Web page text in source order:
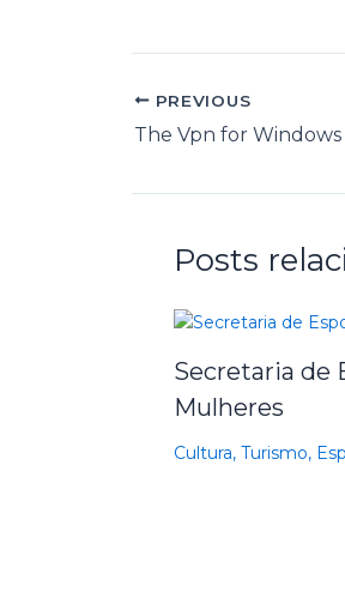
PREVIOUS
The Vpn for Windows
Posts
Secretaria de
Mulheres
Cultura, Turismo,